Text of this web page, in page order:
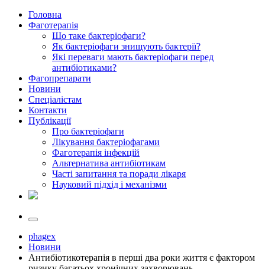
Головна
Фаготерапія
Що таке бактеріофаги?
Як бактеріофаги знищують бактерії?
Які переваги мають бактеріофаги перед
антибіотиками?
Фагопрепарати
Новини
Спеціалістам
Контакти
Публікації
Про бактеріофаги
Лікування бактеріофагами
Фаготерапія інфекцій
Альтернатива антибіотикам
Часті запитання та поради лікаря
Науковий підхід і механізми
phagex
Новини
Антибіотикотерапія в перші два роки життя є фактором